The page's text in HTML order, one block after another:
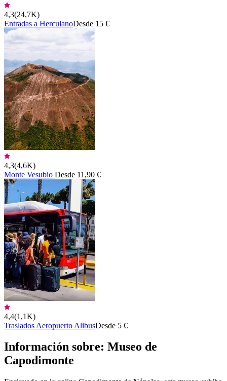
4,3(24,7K)
Entradas a HerculanoDesde 15 €
4,3(4,6K)
Monte Vesubio Desde 11,90 €
4,4(1,1K)
Traslados Aeropuerto AlibusDesde 5 €
Información sobre: Museo de
Capodimonte